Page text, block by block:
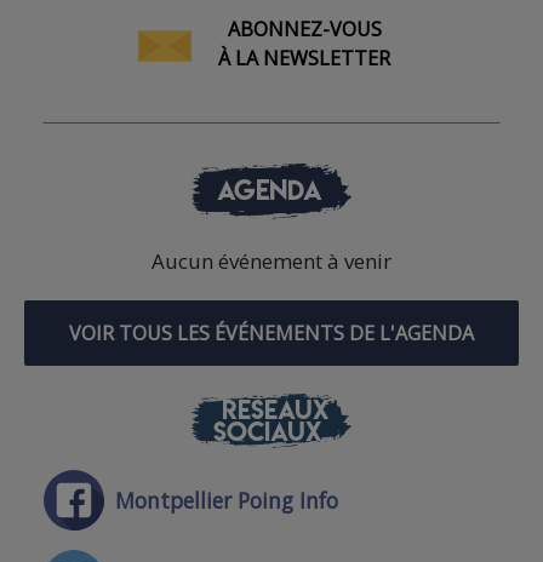
ABONNEZ-VOUS
À LA NEWSLETTER
AGENDA
Aucun événement à venir
VOIR TOUS LES ÉVÉNEMENTS DE L'AGENDA
RÉSEAUX
SOCIAUX
Montpellier Poing Info